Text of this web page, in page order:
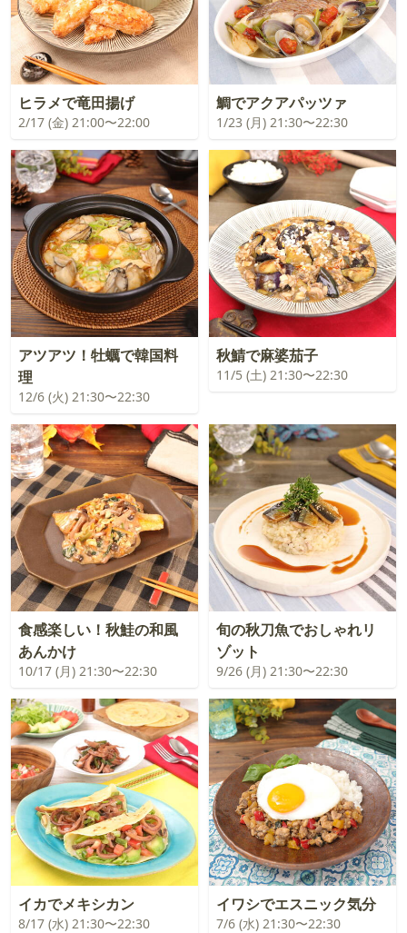
ヒラメで竜田揚げ
2/17 (金) 21:00〜22:00
鯛でアクアパッツァ
1/23 (月) 21:30〜22:30
アツアツ！牡蠣で韓国料
理
12/6 (火) 21:30〜22:30
秋鯖で麻婆茄子
11/5 (土) 21:30〜22:30
食感楽しい！秋鮭の和風
あんかけ
10/17 (月) 21:30〜22:30
旬の秋刀魚でおしゃれリ
ゾット
9/26 (月) 21:30〜22:30
イカでメキシカン
8/17 (水) 21:30〜22:30
イワシでエスニック気分
7/6 (水) 21:30〜22:30